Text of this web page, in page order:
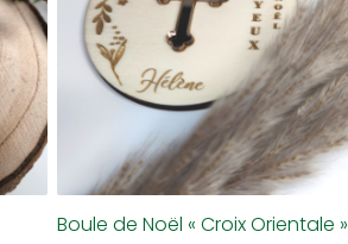
Boule de Noël « Croix Orientale »